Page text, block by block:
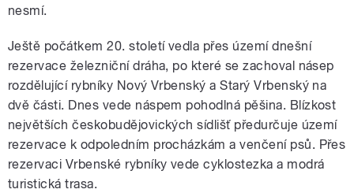
nesmí.
Ještě počátkem 20. století vedla přes území dnešní
rezervace železniční dráha, po které se zachoval násep
rozdělující rybníky Nový Vrbenský a Starý Vrbenský na
dvě části. Dnes vede náspem pohodlná pěšina. Blízkost
největších českobudějovických sídlišť předurčuje území
rezervace k odpoledním procházkám a venčení psů. Přes
rezervaci Vrbenské rybníky vede cyklostezka a modrá
turistická trasa.